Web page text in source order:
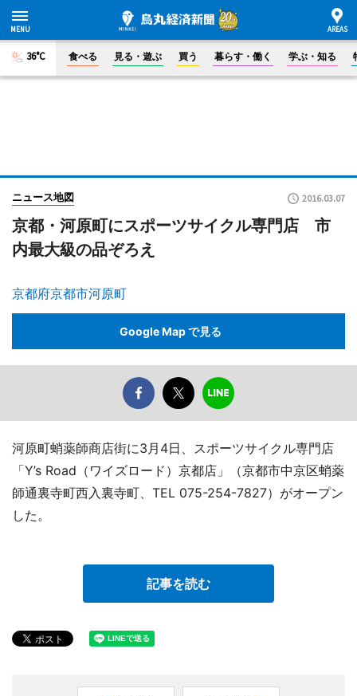
36°C 食べる 見る・遊ぶ 買う 暮らす・働く 学ぶ・知る
ニュース地図 2016.03.07
京都・河原町にスポーツサイクル専門店 市
内最大級の品ぞろえ
京都府京都市河原町
Google Map で見る
河原町蛸薬師商店街に3月4日、スポーツサイクル専門店
「Y’s Road（ワイズロード）京都店」（京都市中京区蛸薬
師通裏寺町西入裏寺町、TEL 075-254-7827）がオープン
した。
記事を読む